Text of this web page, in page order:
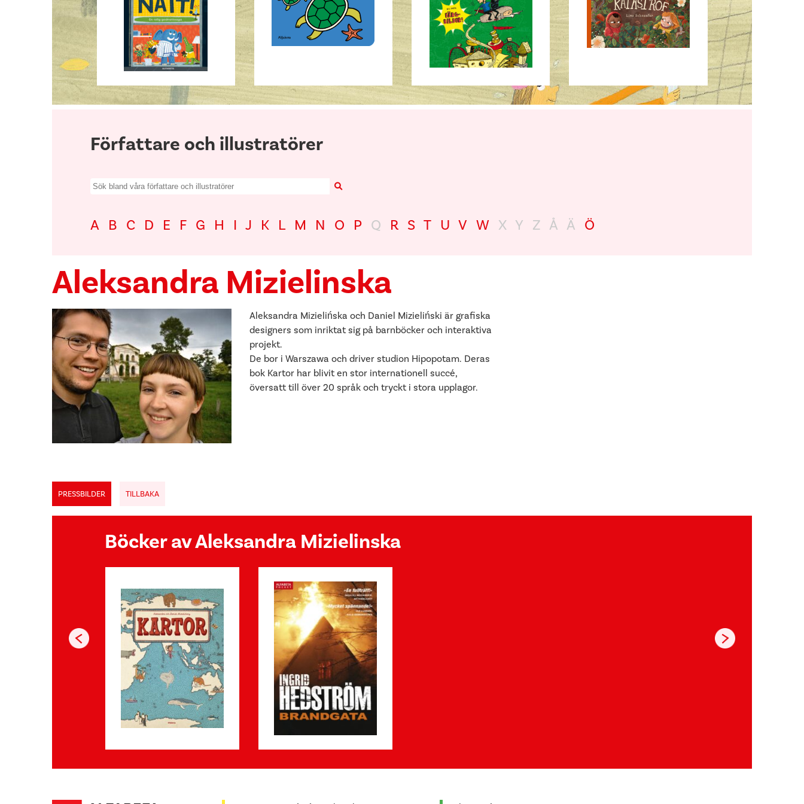
Författare och illustratörer
Search
A B C D E F G H I J K L M N O P Q R S T U V W X Y Z Å Ä Ö
Aleksandra Mizielinska
Aleksandra Mizielińska och Daniel Mizieliński är grafiska
designers som inriktat sig på barnböcker och interaktiva
projekt.
De bor i Warszawa och driver studion Hipopotam. Deras
bok Kartor har blivit en stor internationell succé,
översatt till över 20 språk och tryckt i stora upplagor.
PRESSBILDER TILLBAKA
Böcker av Aleksandra Mizielinska